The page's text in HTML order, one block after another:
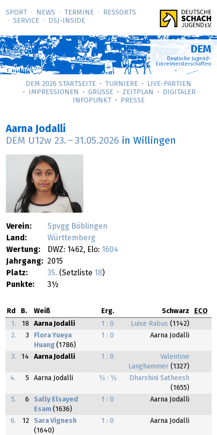
SPORT NEWS TERMINE
RESSORTS
SERVICE
DSJ-­INSIDE
DEM
Deutsche Jugend-
Einzelmeisterschaften
DEM 2026 STARTSEITE TURNIERE
LIVE-PARTIEN
IMPRESSIONEN
GRÜSSE ZEITPLAN
DIGITALER
INFOPUNKT
PRESSE
Aarna Jodalli
DEM U12w 23. – 31.05.2026 in Willingen
Verein:
Spvgg Böblingen
Land:
Württemberg
Wertung:
DWZ: 1462, Elo: 1604
Jahrgang: 2015
Platz:
35. (Setzliste 18)
Punkte:
3½
Rd B. Weiß Erg. Schwarz
ECO
1.
18 Aarna Jodalli 1 : 0 Luise Rabus (1142)
2.
3
Flora Yueya
Huang (1786)
1 : 0 Aarna Jodalli
3. 14 Aarna Jodalli 1 : 0
Valentine
Langhammer (1327)
4.
5 Aarna Jodalli ½ : ½
Dharshini Satheesh
(1655)
5.
6
Sally Elsayed
Esam (1636)
1 : 0 Aarna Jodalli
6. 12
Sara Vignesh
(1640)
1 : 0 Aarna Jodalli